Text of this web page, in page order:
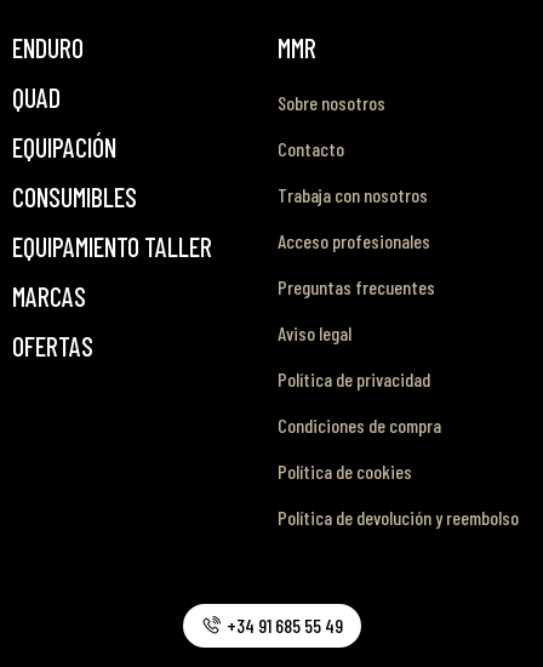
ENDURO
QUAD
EQUIPACIÓN
CONSUMIBLES
EQUIPAMIENTO TALLER
MARCAS
OFERTAS
MMR
Sobre nosotros
Contacto
Trabaja con nosotros
Acceso profesionales
Preguntas frecuentes
Aviso legal
Política de privacidad
Condiciones de compra
Política de cookies
Política de devolución y reembolso
+34 91 685 55 49